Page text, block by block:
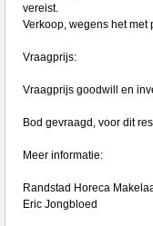
vereist.
Verkoop, wegens het
Vraagprijs:
Vraagprijs goodwill en
Bod gevraagd, voor dit
Meer informatie:
Randstad Horeca
Eric Jongbloed